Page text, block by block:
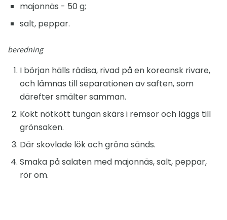
majonnäs - 50 g;
salt, peppar.
beredning
I början hälls rädisa, rivad på en koreansk rivare,
och lämnas till separationen av saften, som
därefter smälter samman.
Kokt nötkött tungan skärs i remsor och läggs till
grönsaken.
Där skovlade lök och gröna sänds.
Smaka på salaten med majonnäs, salt, peppar,
rör om.